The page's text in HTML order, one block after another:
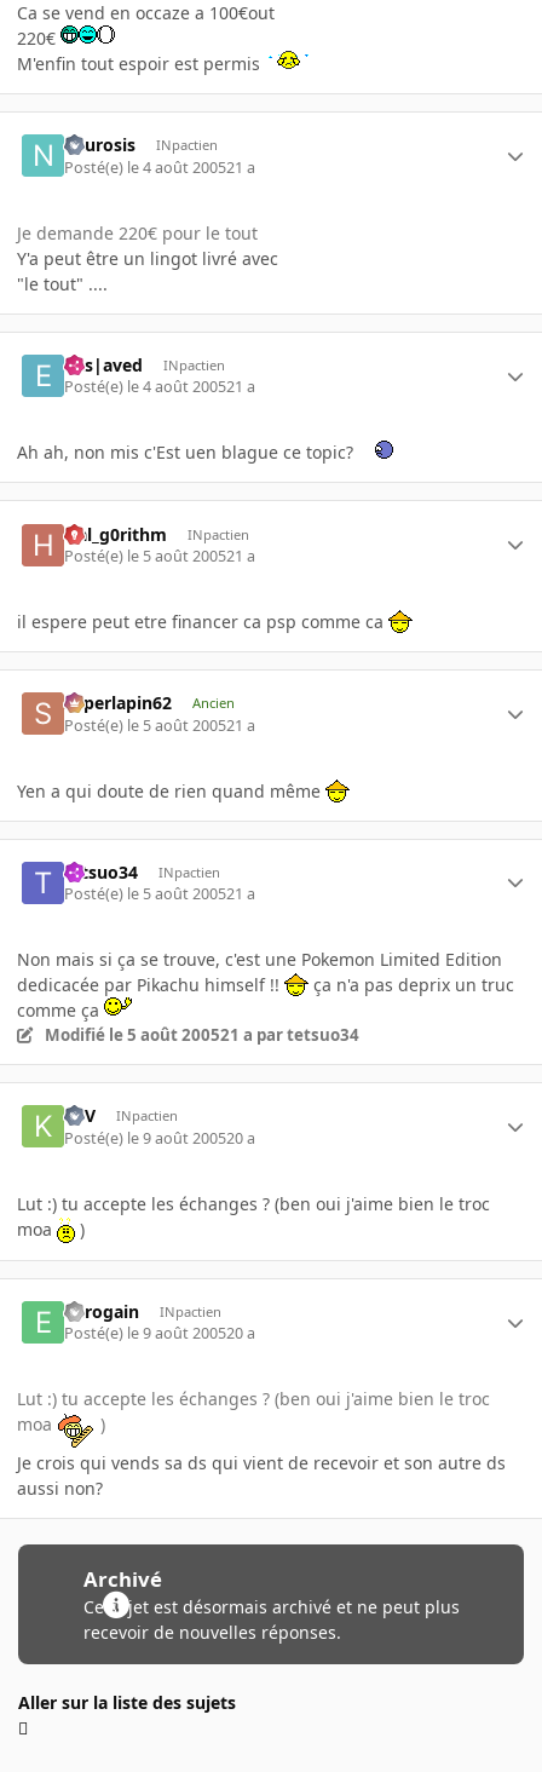
Ca se vend en occaze a 100€out
220€
M'enfin tout espoir est permis
neurosis INpactien
Posté(e) le 4 août 200521 a
Je demande 220€ pour le tout
Y'a peut être un lingot livré avec
"le tout" ....
Ens|aved INpactien
Posté(e) le 4 août 200521 a
Ah ah, non mis c'Est uen blague ce topic?
Hal_g0rithm INpactien
Posté(e) le 5 août 200521 a
il espere peut etre financer ca psp comme ca
superlapin62 Ancien
Posté(e) le 5 août 200521 a
Yen a qui doute de rien quand même
tetsuo34 INpactien
Posté(e) le 5 août 200521 a
Non mais si ça se trouve, c'est une Pokemon Limited Edition
dedicacée par Pikachu himself !!
ça n'a pas deprix un truc
comme ça
Modifié le 5 août 200521 a par tetsuo34
K3V INpactien
Posté(e) le 9 août 200520 a
Lut :) tu accepte les échanges ? (ben oui j'aime bien le troc
moa
)
eurogain INpactien
Posté(e) le 9 août 200520 a
Lut :) tu accepte les échanges ? (ben oui j'aime bien le troc
moa
)
Je crois qui vends sa ds qui vient de recevoir et son autre ds
aussi non?
Archivé
Ce sujet est désormais archivé et ne peut plus
recevoir de nouvelles réponses.
Aller sur la liste des sujets